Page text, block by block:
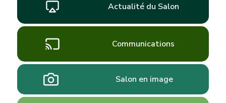
Actualité du Salon
Communications
Salon en image